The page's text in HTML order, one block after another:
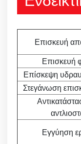
Επισκευή
Επισκευή
Επίσκεψη
Στεγάνωση
Εγγύηση